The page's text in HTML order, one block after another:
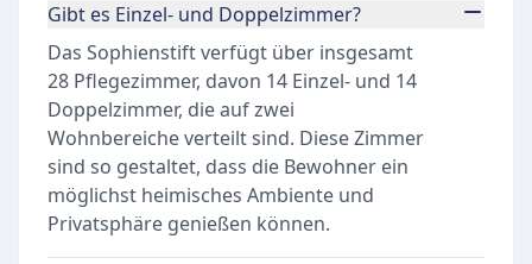
Gibt es Einzel- und Doppelzimmer?
Das Sophienstift verfügt über insgesamt
28 Pflegezimmer, davon 14 Einzel- und 14
Doppelzimmer, die auf zwei
Wohnbereiche verteilt sind. Diese Zimmer
sind so gestaltet, dass die Bewohner ein
möglichst heimisches Ambiente und
Privatsphäre genießen können.